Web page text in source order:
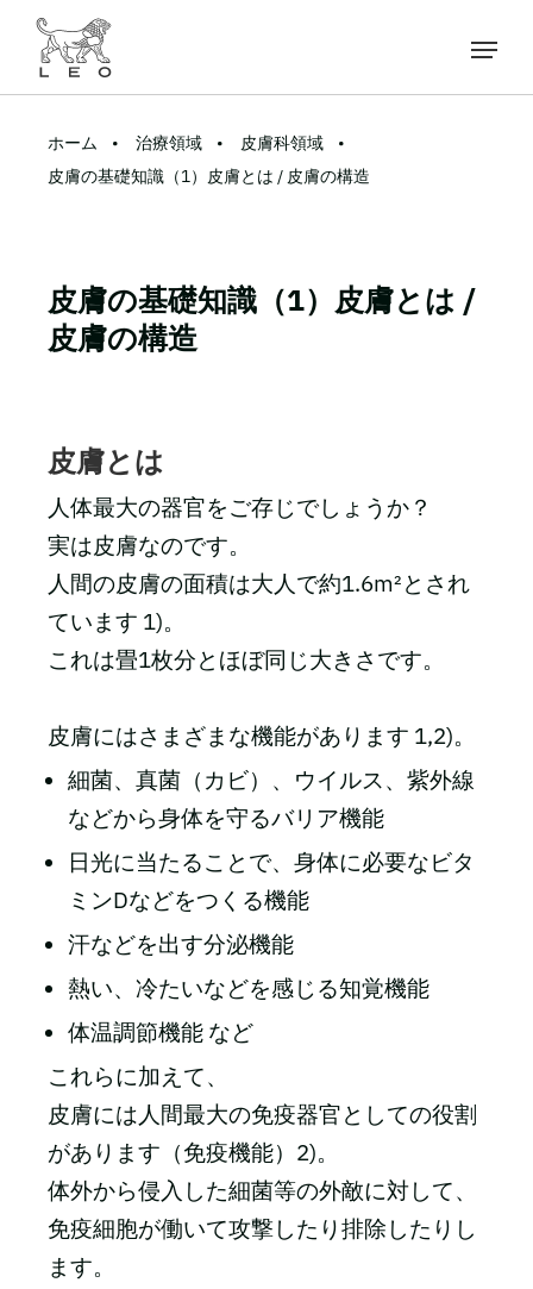
ホーム 治療領域
皮膚科領域
皮膚の基礎知識（1）皮膚とは / 皮膚の構造
皮膚の基礎知識（1）皮膚とは /
皮膚の構造
皮膚とは
人体最大の器官をご存じでしょうか？
実は皮膚なのです。
人間の皮膚の面積は大人で約1.6m²とされ
ています 1)。
これは畳1枚分とほぼ同じ大きさです。
皮膚にはさまざまな機能があります 1,2)。
細菌、真菌（カビ）、ウイルス、紫外線
などから身体を守るバリア機能
日光に当たることで、身体に必要なビタ
ミンDなどをつくる機能
汗などを出す分泌機能
熱い、冷たいなどを感じる知覚機能
体温調節機能 など
これらに加えて、
皮膚には人間最大の免疫器官としての役割
があります（免疫機能）2)。
体外から侵入した細菌等の外敵に対して、
免疫細胞が働いて攻撃したり排除したりし
ます。